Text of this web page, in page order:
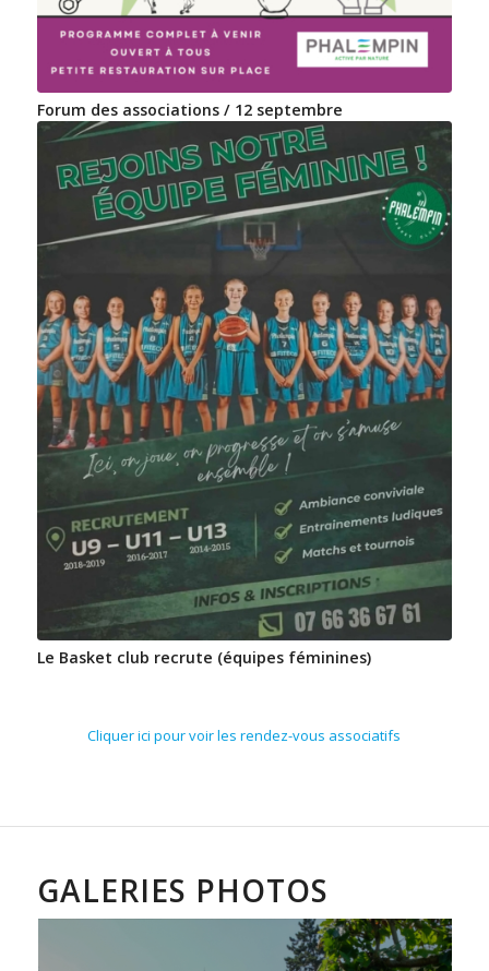
Forum des associations / 12 septembre
Le Basket club recrute (équipes féminines)
Cliquer ici pour voir les rendez-vous associatifs
GALERIES PHOTOS